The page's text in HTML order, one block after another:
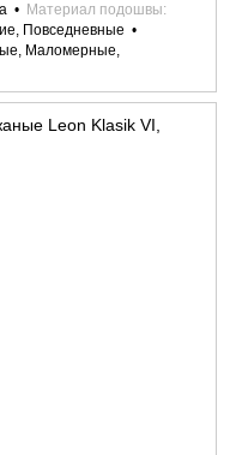
Материал подошвы
Повседневные
Маломерные,